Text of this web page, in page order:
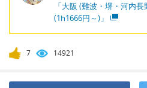
「大阪 (難波・堺・河内
(1h1666円～)」
7 14921